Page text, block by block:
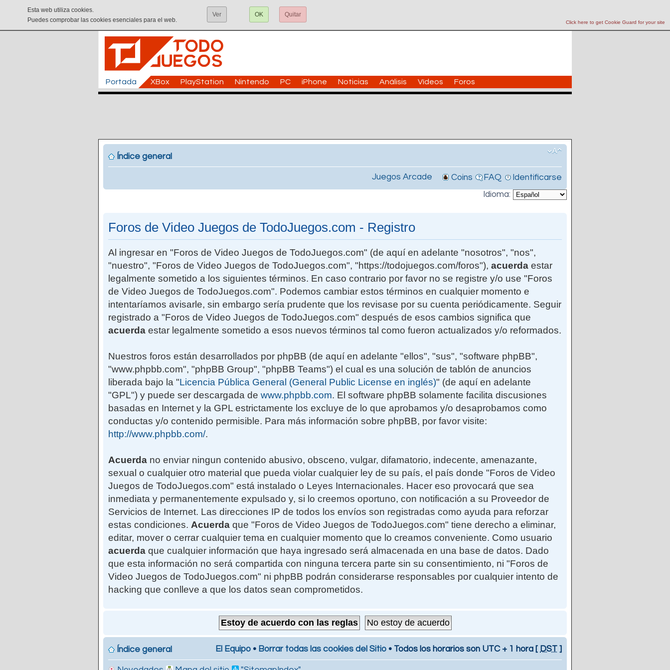
Click here to get Cookie Guard for your site
Esta web utiliza cookies.
Puedes comprobar las cookies esenciales para el web.
Ver OK Quitar
Portada XBox PlayStation Nintendo PC iPhone Noticias Análisis Vídeos Foros
Índice general
Juegos Arcade Coins FAQ
Identificarse
Idioma:
Foros de Video Juegos de TodoJuegos.com - Registro
Al ingresar en "Foros de Video Juegos de TodoJuegos.com" (de aquí en adelante "nosotros", "nos",
"nuestro", "Foros de Video Juegos de TodoJuegos.com", "https://todojuegos.com/foros"), acuerda estar
legalmente sometido a los siguientes términos. En caso contrario por favor no se registre y/o use "Foros
de Video Juegos de TodoJuegos.com". Podemos cambiar estos términos en cualquier momento e
intentaríamos avisarle, sin embargo sería prudente que los revisase por su cuenta periódicamente. Seguir
registrado a "Foros de Video Juegos de TodoJuegos.com" después de esos cambios significa que
acuerda estar legalmente sometido a esos nuevos términos tal como fueron actualizados y/o reformados.
Nuestros foros están desarrollados por phpBB (de aquí en adelante "ellos", "sus", "software phpBB",
"www.phpbb.com", "phpBB Group", "phpBB Teams") el cual es una solución de tablón de anuncios
liberada bajo la "Licencia Pública General (General Public License en inglés)" (de aquí en adelante
"GPL") y puede ser descargada de www.phpbb.com. El software phpBB solamente facilita discusiones
basadas en Internet y la GPL estrictamente los excluye de lo que aprobamos y/o desaprobamos como
conductas y/o contenido permisible. Para más información sobre phpBB, por favor visite:
http://www.phpbb.com/.
Acuerda no enviar ningun contenido abusivo, obsceno, vulgar, difamatorio, indecente, amenazante,
sexual o cualquier otro material que pueda violar cualquier ley de su país, el país donde "Foros de Video
Juegos de TodoJuegos.com" está instalado o Leyes Internacionales. Hacer eso provocará que sea
inmediata y permanentemente expulsado y, si lo creemos oportuno, con notificación a su Proveedor de
Servicios de Internet. Las direcciones IP de todos los envíos son registradas como ayuda para reforzar
estas condiciones. Acuerda que "Foros de Video Juegos de TodoJuegos.com" tiene derecho a eliminar,
editar, mover o cerrar cualquier tema en cualquier momento que lo creamos conveniente. Como usuario
acuerda que cualquier información que haya ingresado será almacenada en una base de datos. Dado
que esta información no será compartida con ninguna tercera parte sin su consentimiento, ni "Foros de
Video Juegos de TodoJuegos.com" ni phpBB podrán considerarse responsables por cualquier intento de
hacking que conlleve a que los datos sean comprometidos.
Índice general El Equipo • Borrar todas las cookies del Sitio • Todos los horarios son UTC + 1 hora [ DST ]